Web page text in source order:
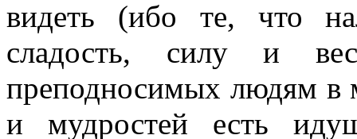
видеть (ибо те, что
сладость, силу и
преподносимых людям в
и мудростей есть